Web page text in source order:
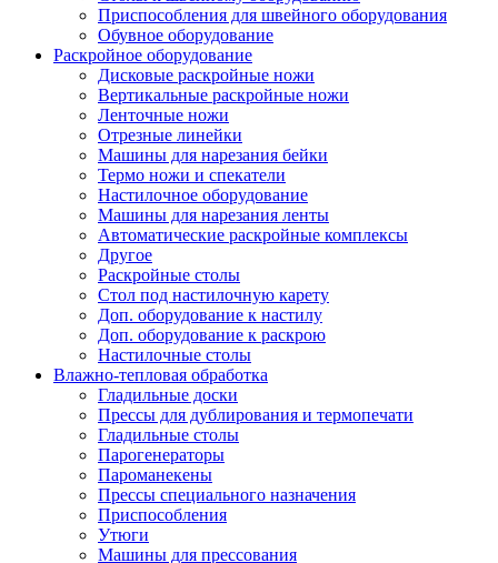
Приспособления для швейного оборудования
Обувное оборудование
Раскройное оборудование
Дисковые раскройные ножи
Вертикальные раскройные ножи
Ленточные ножи
Отрезные линейки
Машины для нарезания бейки
Термо ножи и спекатели
Настилочное оборудование
Машины для нарезания ленты
Автоматические раскройные комплексы
Другое
Раскройные столы
Стол под настилочную карету
Доп. оборудование к настилу
Доп. оборудование к раскрою
Настилочные столы
Влажно-тепловая обработка
Гладильные доски
Прессы для дублирования и термопечати
Гладильные столы
Парогенераторы
Пароманекены
Прессы специального назначения
Приспособления
Утюги
Машины для прессования